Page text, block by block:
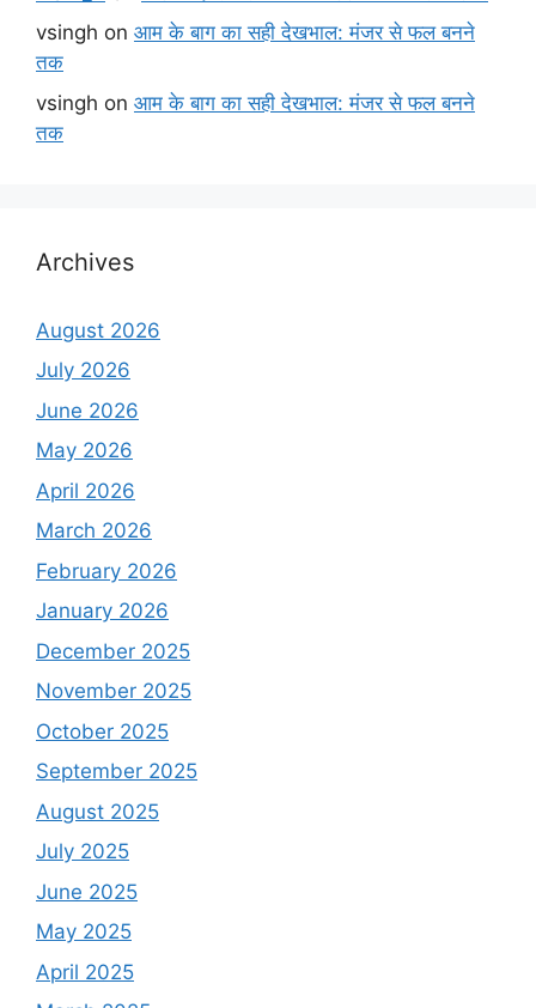
vsingh on आम के बाग का सही देखभाल: मंजर से फल बनने
तक
vsingh on आम के बाग का सही देखभाल: मंजर से फल बनने
तक
Archives
August 2026
July 2026
June 2026
May 2026
April 2026
March 2026
February 2026
January 2026
December 2025
November 2025
October 2025
September 2025
August 2025
July 2025
June 2025
May 2025
April 2025